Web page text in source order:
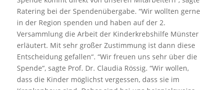
Ratering bei der Spendenübergabe. “Wir wollten gerne
in der Region spenden und haben auf der 2.
Versammlung die Arbeit der Kinderkrebshilfe Münster
erläutert. Mit sehr großer Zustimmung ist dann diese
Entscheidung gefallen“. “Wir freuen uns sehr über die
Spende“, sagte Prof. Dr. Claudia Rössig. “Wir wollen,
dass die Kinder möglichst vergessen, dass sie im